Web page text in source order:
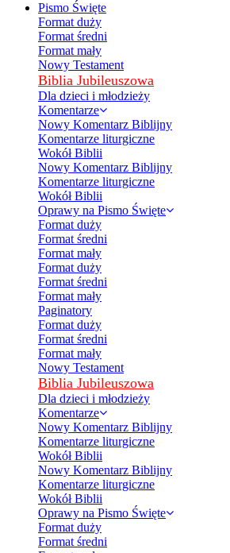
Pismo Święte
Format duży
Format średni
Format mały
Nowy Testament
Biblia Jubileuszowa
Dla dzieci i młodzieży
Komentarze
Nowy Komentarz Biblijny
Komentarze liturgiczne
Wokół Biblii
Nowy Komentarz Biblijny
Komentarze liturgiczne
Wokół Biblii
Oprawy na Pismo Święte
Format duży
Format średni
Format mały
Format duży
Format średni
Format mały
Paginatory
Format duży
Format średni
Format mały
Nowy Testament
Biblia Jubileuszowa
Dla dzieci i młodzieży
Komentarze
Nowy Komentarz Biblijny
Komentarze liturgiczne
Wokół Biblii
Nowy Komentarz Biblijny
Komentarze liturgiczne
Wokół Biblii
Oprawy na Pismo Święte
Format duży
Format średni